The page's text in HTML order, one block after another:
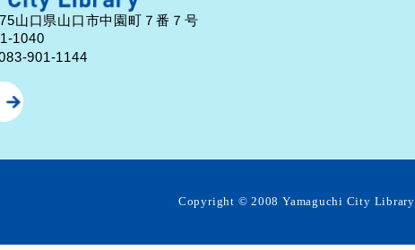
山口県山口市中園町７番７号
1040
901-1144
Copyright ©2008 Yamaguchi City Library